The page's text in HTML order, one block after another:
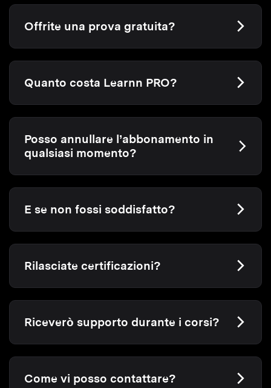
Offrite una prova gratuita?
Quanto costa Learnn PRO?
Posso annullare l’abbonamento in
qualsiasi momento?
E se non fossi soddisfatto?
Rilasciate certificazioni?
Riceverò supporto durante i corsi?
Come vi posso contattare?